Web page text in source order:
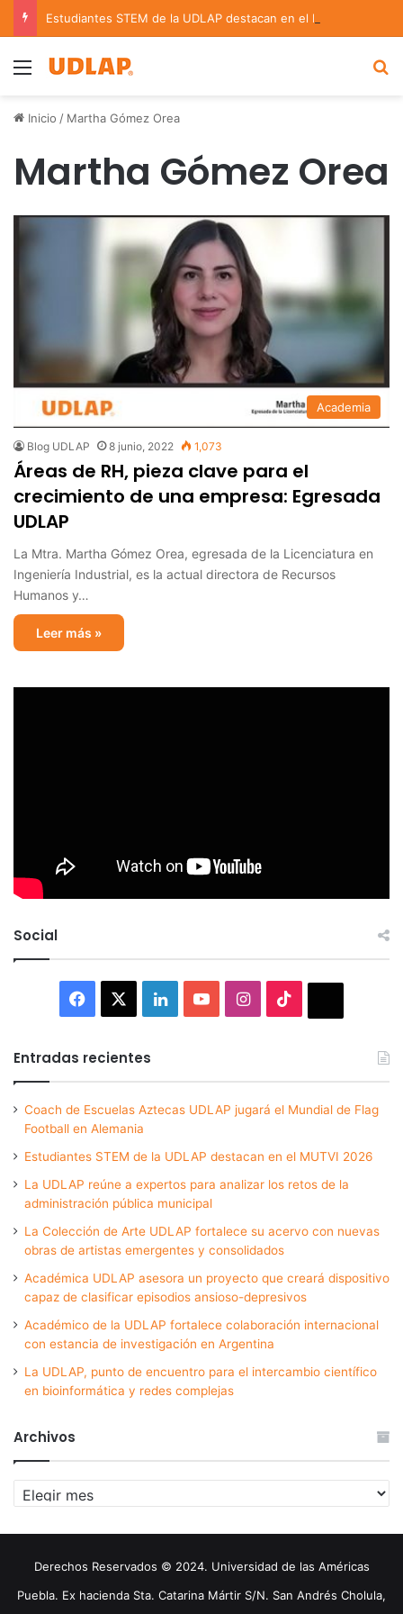
Menu
Inicio / Martha Gómez Orea
Martha Gómez Orea
Academia
Blog UDLAP 8 junio, 2022 1,073
Áreas de RH, pieza clave para el
crecimiento de una empresa: Egresada
UDLAP
La Mtra. Martha Gómez Orea, egresada de la Licenciatura en
Ingeniería Industrial, es la actual directora de Recursos
Humanos y…
Leer más »
Social
Facebook LinkedInYouTubeInstagram
Entradas recientes
Coach de Escuelas Aztecas UDLAP jugará el Mundial de Flag
Football en Alemania
Estudiantes STEM de la UDLAP destacan en el MUTVI 2026
La UDLAP reúne a expertos para analizar los retos de la
administración pública municipal
La Colección de Arte UDLAP fortalece su acervo con nuevas
obras de artistas emergentes y consolidados
Académica UDLAP asesora un proyecto que creará dispositivo
capaz de clasificar episodios ansioso-depresivos
Académico de la UDLAP fortalece colaboración internacional
con estancia de investigación en Argentina
La UDLAP, punto de encuentro para el intercambio científico
en bioinformática y redes complejas
Archivos
Archivos
Derechos Reservados © 2024. Universidad de las Américas
Puebla. Ex hacienda Sta. Catarina Mártir S/N. San Andrés Cholula,